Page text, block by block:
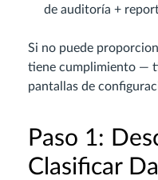
de auditoría +
Si no puede
tiene cumplimiento —
pantallas de
Paso 1:
Clasificar